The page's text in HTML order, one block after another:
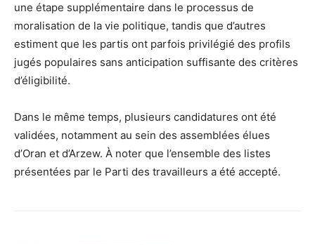
une étape supplémentaire dans le processus de
moralisation de la vie politique, tandis que d’autres
estiment que les partis ont parfois privilégié des profils
jugés populaires sans anticipation suffisante des critères
d’éligibilité.
Dans le même temps, plusieurs candidatures ont été
validées, notamment au sein des assemblées élues
d’Oran et d’Arzew. À noter que l’ensemble des listes
présentées par le Parti des travailleurs a été accepté.